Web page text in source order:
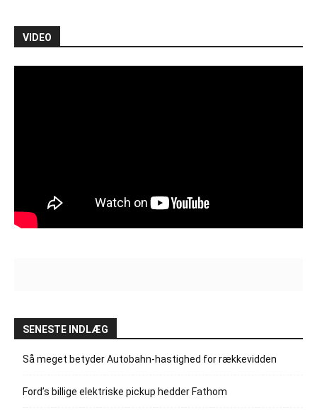
VIDEO
SENESTE INDLÆG
Så meget betyder Autobahn-hastighed for rækkevidden
Ford’s billige elektriske pickup hedder Fathom